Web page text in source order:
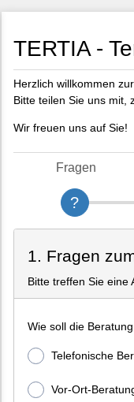
TERTIA -
Herzlich willkommen
Bitte teilen Sie uns mit,
Wir freuen uns auf Sie!
Fragen
1. Fragen
Bitte treffen Sie eine
Wie soll die
Telefonische
Vor-Ort-